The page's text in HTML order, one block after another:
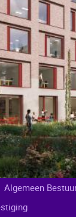
Algemeen